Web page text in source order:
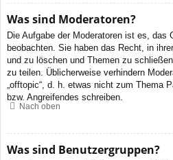
Was sind Moderatoren?
Die Aufgabe der Moderatoren ist es, das
beobachten. Sie haben das Recht, in
und zu löschen und Themen zu
zu teilen. Üblicherweise verhindern
„offtopic“, d. h. etwas nicht zum Thema
bzw. Angreifendes schreiben.
Nach oben
Was sind Benutzergruppen?